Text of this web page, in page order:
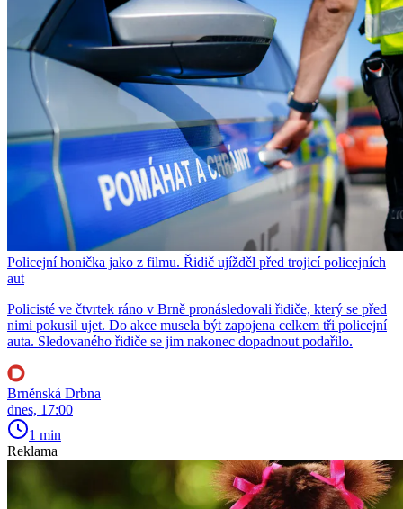
Policejní honička jako z filmu. Řidič ujížděl před trojicí policejních
aut
Policisté ve čtvrtek ráno v Brně pronásledovali řidiče, který se před
nimi pokusil ujet. Do akce musela být zapojena celkem tři policejní
auta. Sledovaného řidiče se jim nakonec dopadnout podařilo.
Brněnská Drbna
dnes, 17:00
1 min
Reklama